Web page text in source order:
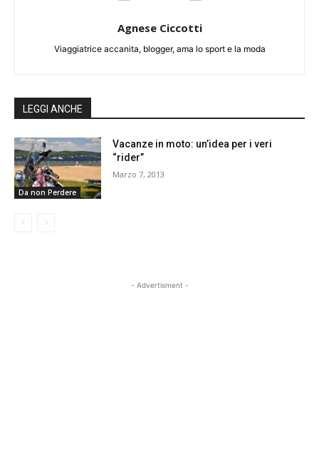
Agnese Ciccotti
Viaggiatrice accanita, blogger, ama lo sport e la moda
LEGGI ANCHE
Da non Perdere
Vacanze in moto: un’idea per i veri
“rider”
Marzo 7, 2013
- Advertisment -